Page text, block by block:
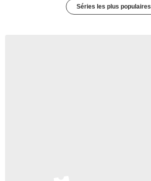
Séries les plus populaires